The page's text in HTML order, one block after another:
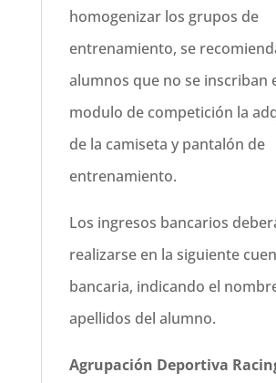
homogenizar los grupos de
entrenamiento, se
alumnos que no se inscriban
modulo de competición la
de la camiseta y pantalón de
entrenamiento.
Los ingresos bancarios
realizarse en la siguiente
bancaria, indicando el
apellidos del alumno.
Agrupación Deportiva